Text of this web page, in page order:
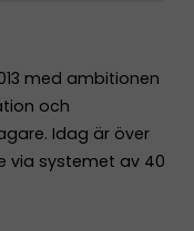
med ambitionen
och
Idag är över
via systemet av 40